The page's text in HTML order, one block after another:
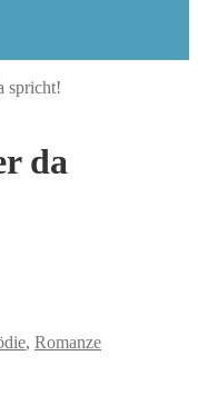
spricht!
da
, Romanze